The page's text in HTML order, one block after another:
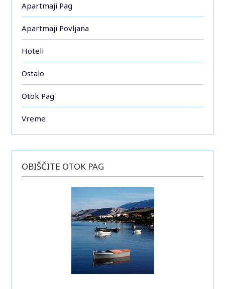
Apartmaji Pag
Apartmaji Povljana
Hoteli
Ostalo
Otok Pag
Vreme
OBIŠČITE OTOK PAG